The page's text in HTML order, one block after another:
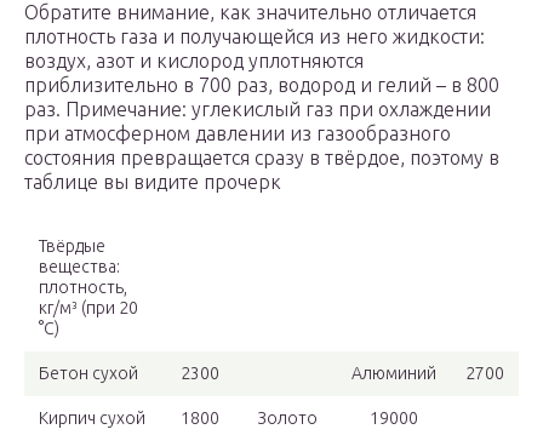
Обратите внимание, как значительно отличается
плотность газа и получающейся из него жидкости:
воздух, азот и кислород уплотняются
приблизительно в 700 раз, водород и гелий – в 800
раз. Примечание: углекислый газ при охлаждении
при атмосферном давлении из газообразного
состояния превращается сразу в твёрдое, поэтому в
таблице вы видите прочерк
Твёрдые
вещества:
плотность,
кг/м³ (при 20
°С)
Бетон сухой 2300 Алюминий 2700
Кирпич сухой 1800 Золото 19000